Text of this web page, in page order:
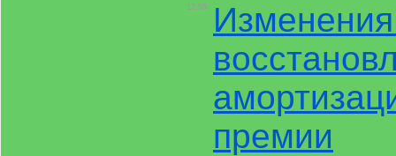
12:55
премии